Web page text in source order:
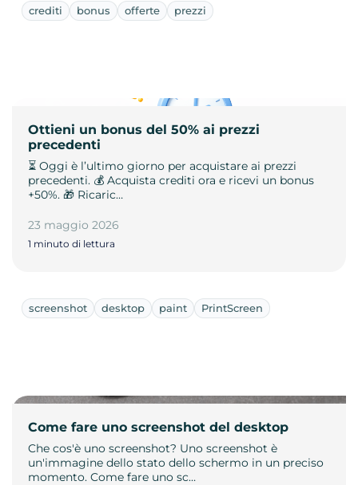
crediti bonus offerte prezzi
Ottieni un bonus del 50% ai prezzi
precedenti
⏳ Oggi è l’ultimo giorno per acquistare ai prezzi
precedenti. 💰 Acquista crediti ora e ricevi un bonus
+50%. 🎁 Ricaric…
23 maggio 2026
1 minuto di lettura
screenshot desktop paint PrintScreen
Come fare uno screenshot del desktop
Che cos'è uno screenshot? Uno screenshot è
un'immagine dello stato dello schermo in un preciso
momento. Come fare uno sc…